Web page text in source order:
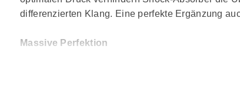
differenzierten Klang. Eine perfekte Ergänzung
Massive Perfektion